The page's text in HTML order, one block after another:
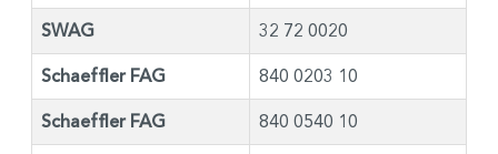
SWAG 32 72 0020
Schaeffler FAG 840 0203 10
Schaeffler FAG 840 0540 10